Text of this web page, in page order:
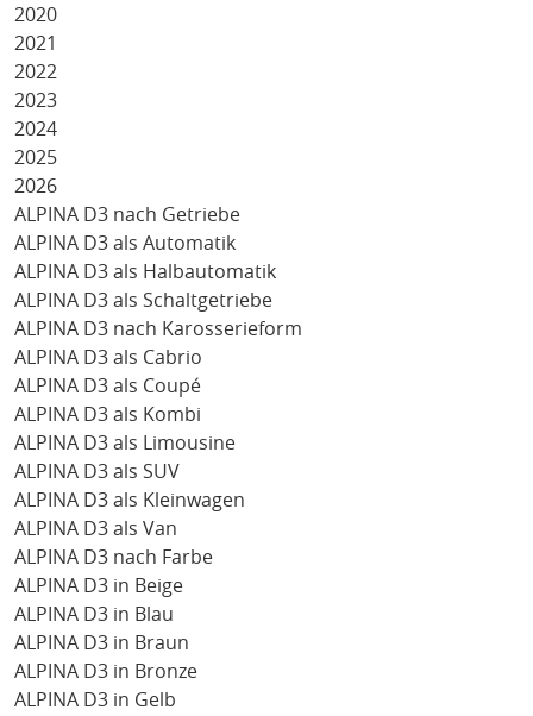
2020
2021
2022
2023
2024
2025
2026
ALPINA D3 nach Getriebe
ALPINA D3 als Automatik
ALPINA D3 als Halbautomatik
ALPINA D3 als Schaltgetriebe
ALPINA D3 nach Karosserieform
ALPINA D3 als Cabrio
ALPINA D3 als Coupé
ALPINA D3 als Kombi
ALPINA D3 als Limousine
ALPINA D3 als SUV
ALPINA D3 als Kleinwagen
ALPINA D3 als Van
ALPINA D3 nach Farbe
ALPINA D3 in Beige
ALPINA D3 in Blau
ALPINA D3 in Braun
ALPINA D3 in Bronze
ALPINA D3 in Gelb